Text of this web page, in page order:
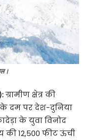
ग्रामीण क्षेत्र की
दम पर देश-दुनिया
के युवा विनोद
12,500 फीट ऊंची